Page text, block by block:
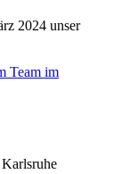
2024 unser